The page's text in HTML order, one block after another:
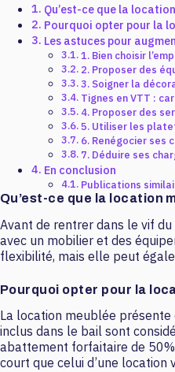
Qu’est-ce que la
Pourquoi opter pour la
Les astuces pour
1. Bien choisir
2. Proposer des
3. Soigner la
Tignes en VTT :
4. Proposer des
5. Utiliser les
6. Renégocier ses
7. Déduire ses
En conclusion
Publications
Qu’est-ce que la location
Avant de rentrer dans le vif
avec un mobilier et des
flexibilité, mais elle peut
Pourquoi opter pour la
La location meublée
inclus dans le bail sont
abattement forfaitaire de
court que celui d’une location